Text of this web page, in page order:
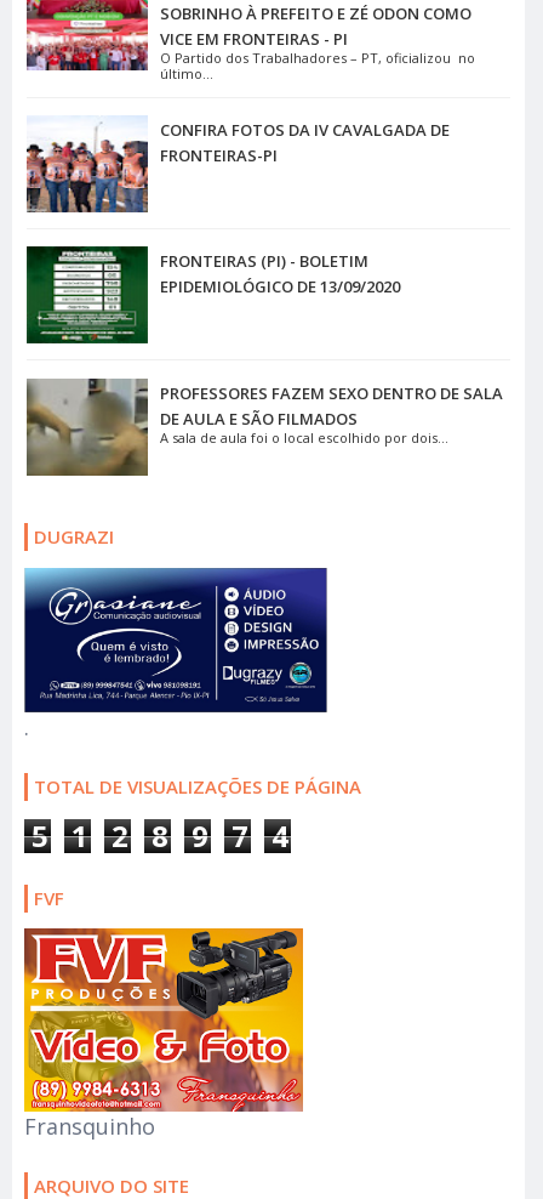
SOBRINHO À PREFEITO E ZÉ ODON COMO
VICE EM FRONTEIRAS - PI
O Partido dos Trabalhadores – PT, oficializou no
último...
CONFIRA FOTOS DA IV CAVALGADA DE
FRONTEIRAS-PI
FRONTEIRAS (PI) - BOLETIM
EPIDEMIOLÓGICO DE 13/09/2020
PROFESSORES FAZEM SEXO DENTRO DE SALA
DE AULA E SÃO FILMADOS
A sala de aula foi o local escolhido por dois...
DUGRAZI
.
TOTAL DE VISUALIZAÇÕES DE PÁGINA
5 1 2 8 9 7 4
FVF
Fransquinho
ARQUIVO DO SITE